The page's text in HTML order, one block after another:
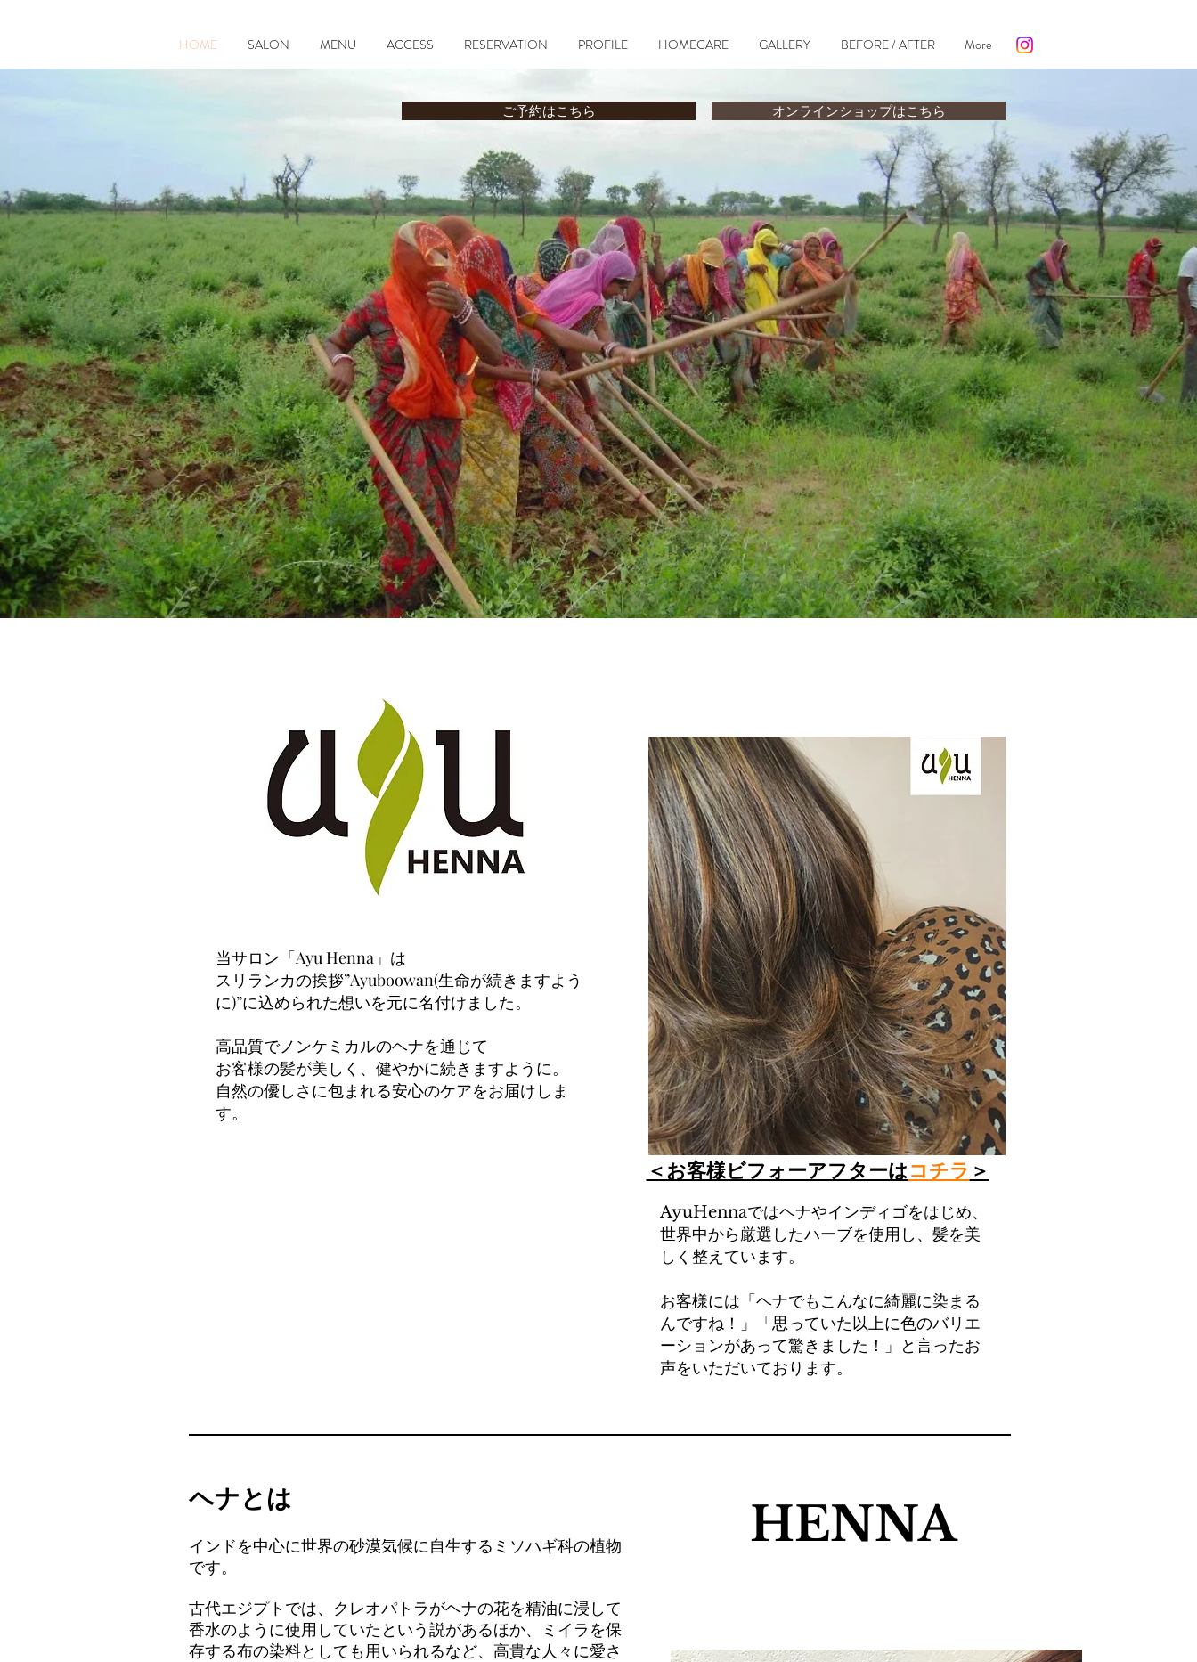
HOME SALON MENU ACCESS RESERVATION PROFILE HOMECARE GALLERY BEFORE / AFTER More
ご予約はこちら オンラインショップはこちら
AyuHenna
Herbal Hair Salon
当サロン「Ayu Henna」は
スリランカの挨拶”Ayuboowan(生命が続きますよう
に)”に込められた想いを元に名付けました。
高品質でノンケミカルのヘナを通じて
お客様の髪が美しく、健やかに続きますように。
自然の優しさに包まれる安心のケアをお届けしま
す。
​＜お客様ビフォーアフターはコチラ ＞
AyuHennaではヘナやインディゴをはじめ、
世界中から厳選したハーブを使用し 、髪を美
しく整えています。
​お客様には「ヘナでもこんなに綺麗に染まる
んですね！」「思っていた以上に色のバリエ
ーションがあって驚きました！」と言ったお
声をいただいております。
HENNA
ヘナとは
インドを中心に世界の砂漠気候に自生するミソハギ科の植物
です。
古代エジプトでは、 クレオパトラがヘナの花を精油に浸して
香水のように使用していたという説があるほか、ミイラを保
存する布の染料としても用いられるなど、 高貴な人々に愛さ